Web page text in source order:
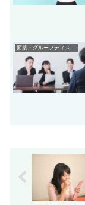
面接・グループディスカッション